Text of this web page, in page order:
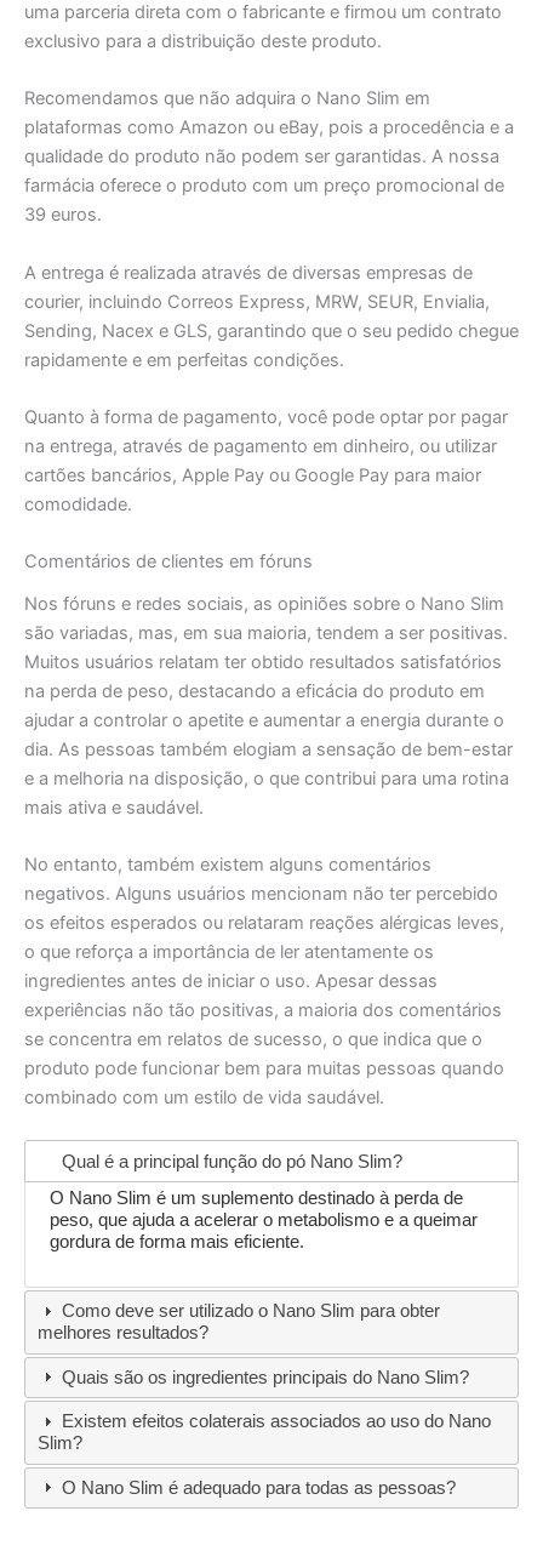
uma parceria direta com o fabricante e firmou um contrato
exclusivo para a distribuição deste produto.
Recomendamos que não adquira o Nano Slim em
plataformas como Amazon ou eBay, pois a procedência e a
qualidade do produto não podem ser garantidas. A nossa
farmácia oferece o produto com um preço promocional de
39 euros.
A entrega é realizada através de diversas empresas de
courier, incluindo Correos Express, MRW, SEUR, Envialia,
Sending, Nacex e GLS, garantindo que o seu pedido chegue
rapidamente e em perfeitas condições.
Quanto à forma de pagamento, você pode optar por pagar
na entrega, através de pagamento em dinheiro, ou utilizar
cartões bancários, Apple Pay ou Google Pay para maior
comodidade.
Comentários de clientes em fóruns
Nos fóruns e redes sociais, as opiniões sobre o Nano Slim
são variadas, mas, em sua maioria, tendem a ser positivas.
Muitos usuários relatam ter obtido resultados satisfatórios
na perda de peso, destacando a eficácia do produto em
ajudar a controlar o apetite e aumentar a energia durante o
dia. As pessoas também elogiam a sensação de bem-estar
e a melhoria na disposição, o que contribui para uma rotina
mais ativa e saudável.
No entanto, também existem alguns comentários
negativos. Alguns usuários mencionam não ter percebido
os efeitos esperados ou relataram reações alérgicas leves,
o que reforça a importância de ler atentamente os
ingredientes antes de iniciar o uso. Apesar dessas
experiências não tão positivas, a maioria dos comentários
se concentra em relatos de sucesso, o que indica que o
produto pode funcionar bem para muitas pessoas quando
combinado com um estilo de vida saudável.
Qual é a principal função do pó Nano Slim?
O Nano Slim é um suplemento destinado à perda de
peso, que ajuda a acelerar o metabolismo e a queimar
gordura de forma mais eficiente.
Como deve ser utilizado o Nano Slim para obter
melhores resultados?
Quais são os ingredientes principais do Nano Slim?
Existem efeitos colaterais associados ao uso do Nano
Slim?
O Nano Slim é adequado para todas as pessoas?